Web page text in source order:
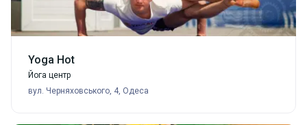
Yoga Hot
Йога центр
вул. Черняховського, 4, Одеса